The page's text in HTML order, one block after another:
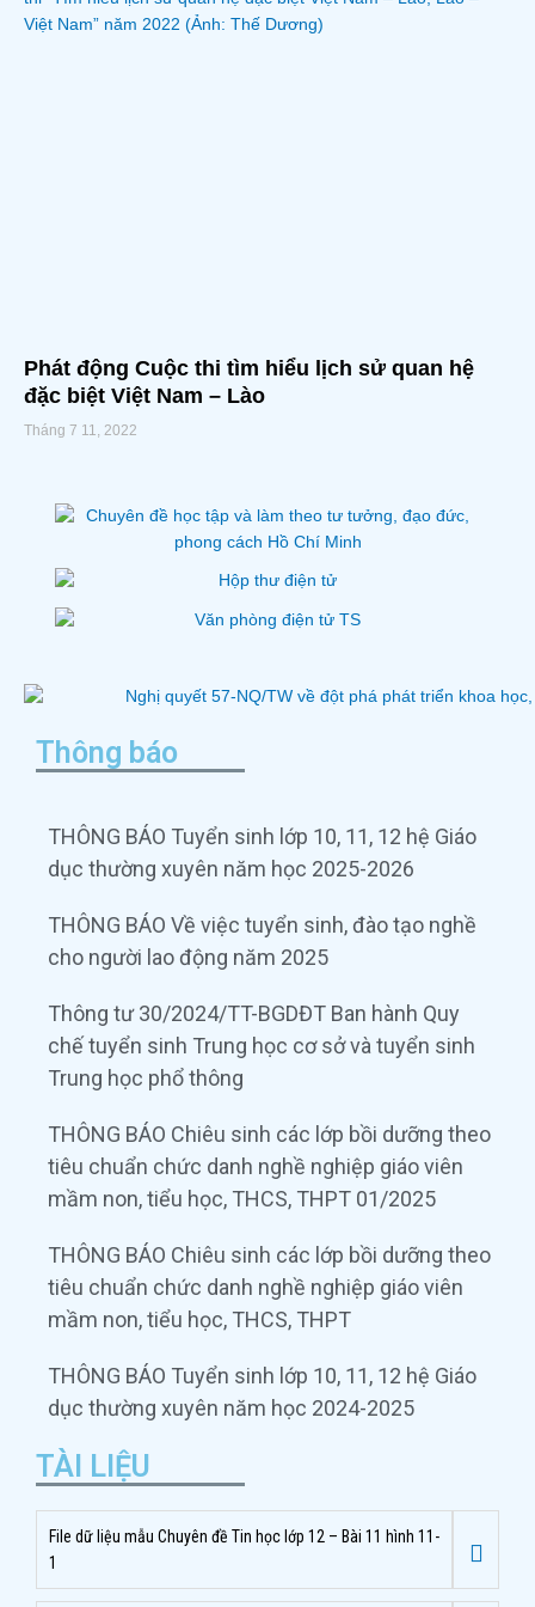
Phát động Cuộc thi tìm hiểu lịch sử quan hệ
đặc biệt Việt Nam – Lào
Tháng 7 11, 2022
Thông báo
THÔNG BÁO Tuyển sinh lớp 10, 11, 12 hệ Giáo
dục thường xuyên năm học 2025-2026
THÔNG BÁO Về việc tuyển sinh, đào tạo nghề
cho người lao động năm 2025
Thông tư 30/2024/TT-BGDĐT Ban hành Quy
chế tuyển sinh Trung học cơ sở và tuyển sinh
Trung học phổ thông
THÔNG BÁO Chiêu sinh các lớp bồi dưỡng theo
tiêu chuẩn chức danh nghề nghiệp giáo viên
mầm non, tiểu học, THCS, THPT 01/2025
THÔNG BÁO Chiêu sinh các lớp bồi dưỡng theo
tiêu chuẩn chức danh nghề nghiệp giáo viên
mầm non, tiểu học, THCS, THPT
THÔNG BÁO Tuyển sinh lớp 10, 11, 12 hệ Giáo
dục thường xuyên năm học 2024-2025
TÀI LIỆU
File dữ liệu mẫu Chuyên đề Tin học lớp 12 – Bài 11 hình 11-
1